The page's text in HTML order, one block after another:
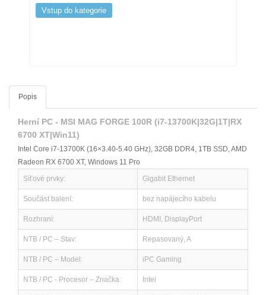
Vstup do kategorie
Popis
Herní PC - MSI MAG FORGE 100R (i7-13700K|32G|1T|RX
6700 XT|Win11)
Intel Core i7-13700K (16×3.40-5.40 GHz), 32GB DDR4, 1TB SSD, AMD
Radeon RX 6700 XT, Windows 11 Pro
Síťové prvky:
Gigabit Ethernet
Součást balení: bez napájecího kabelu
Rozhraní: HDMI, DisplayPort
NTB / PC – Stav: Repasovaný, A
NTB / PC – Model: iPC Gaming
NTB / PC - Procesor – Značka: Intel